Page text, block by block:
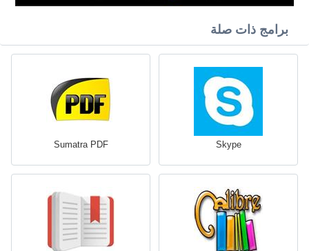
برامج ذات صلة
Skype
Sumatra PDF